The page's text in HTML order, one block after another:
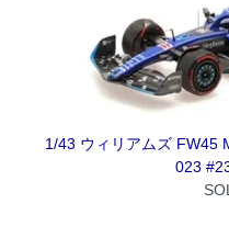
1/43 ウィリアムズ FW45
023